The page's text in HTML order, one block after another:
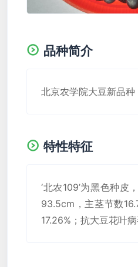
品种简介
北京农学院大豆新品种
特性特征
‘北农109’为黑色种
93.5cm，主茎节数
17.26%；抗大豆花叶